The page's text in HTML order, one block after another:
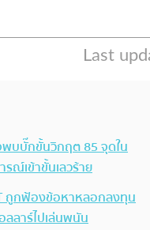
บบั๊กขั้นวิกฤต 85 จุดใน
ณ์เข้าขั้นเลวร้าย
ถูกฟ้องข้อหาหลอกลงทุน
ลาร์ไปเล่นพนัน